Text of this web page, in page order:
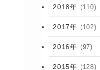
2018年 (110)
2017年 (102)
2016年 (97)
2015年 (128)